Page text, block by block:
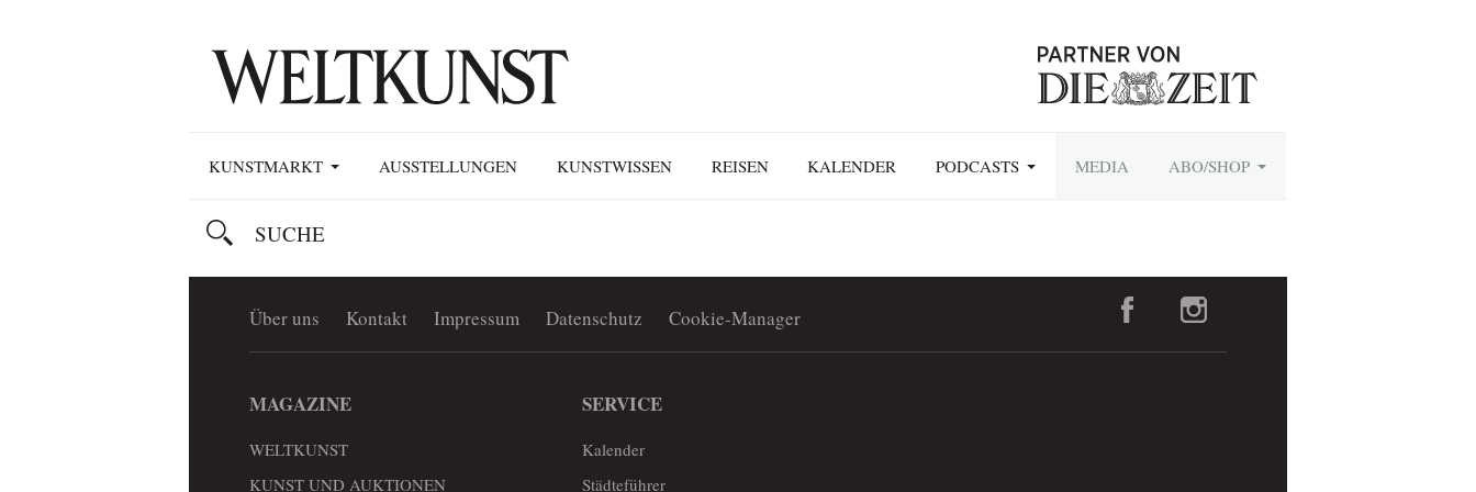
KUNSTMARKT AUSSTELLUNGEN KUNSTWISSEN REISEN KALENDER PODCASTS MEDIA ABO/SHOP
Über uns Kontakt Impressum Datenschutz Cookie-Manager
MAGAZINE
WELTKUNST
KUNST UND AUKTIONEN
SERVICE
Kalender
Städteführer